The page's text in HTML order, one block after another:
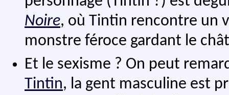
Noire, où Tintin rencontre un
monstre féroce gardant le
Et le sexisme ? On peut
Tintin, la gent masculine est